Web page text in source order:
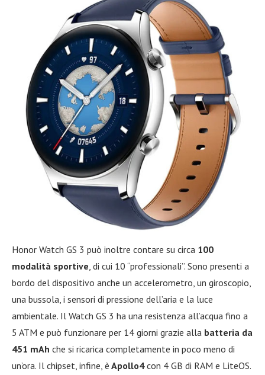
Honor Watch GS 3 può inoltre contare su circa 100
modalità sportive , di cui 10 “professionali”. Sono presenti a
bordo del dispositivo anche un accelerometro, un giroscopio,
una bussola, i sensori di pressione dell’aria e la luce
ambientale. Il Watch GS 3 ha una resistenza all’acqua fino a
5 ATM e può funzionare per 14 giorni grazie alla batteria da
451 mAh che si ricarica completamente in poco meno di
un’ora. Il chipset, infine, è Apollo4con 4 GB di RAM e LiteOS.